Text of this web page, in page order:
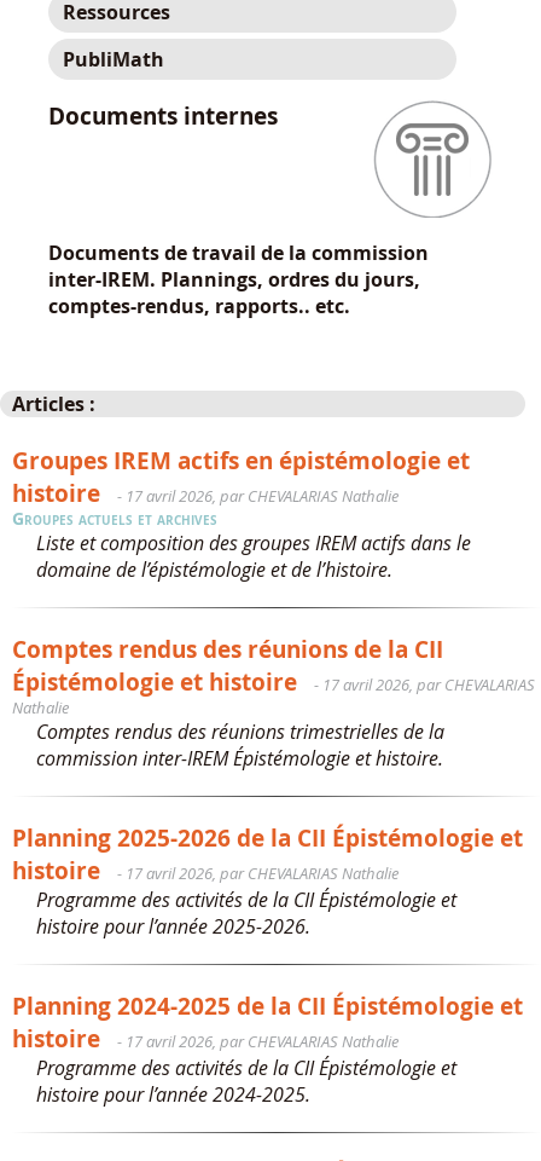
Ressources
PubliMath
Documents internes
Documents de travail de la commission
inter-IREM. Plannings, ordres du jours,
comptes-rendus, rapports.. etc.
Articles :
Groupes IREM actifs en épistémologie et
histoire
- 17 avril 2026, par CHEVALARIAS Nathalie
Groupes actuels et archives
Liste et composition des groupes IREM actifs dans le
domaine de l’épistémologie et de l’histoire.
Comptes rendus des réunions de la CII
Épistémologie et histoire
- 17 avril 2026, par CHEVALARIAS
Nathalie
Comptes rendus des réunions trimestrielles de la
commission inter-IREM Épistémologie et histoire.
Planning 2025-2026 de la CII Épistémologie et
histoire
- 17 avril 2026, par CHEVALARIAS Nathalie
Programme des activités de la CII Épistémologie et
histoire pour l’année 2025-2026.
Planning 2024-2025 de la CII Épistémologie et
histoire
- 17 avril 2026, par CHEVALARIAS Nathalie
Programme des activités de la CII Épistémologie et
histoire pour l’année 2024-2025.